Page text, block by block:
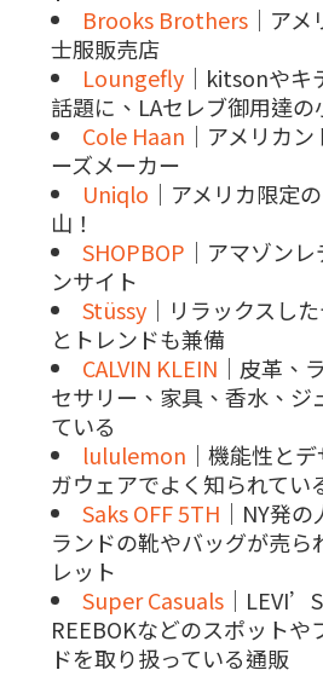
Brooks Brothers ｜ア
士服販売店
Loungefly ｜kitsonやキ
話題に、LAセレブ御用達の
Cole Haan ｜アメリカ
ーズメーカー
Uniqlo ｜アメリカ限定
山！
SHOPBOP ｜アマゾン
ンサイト
Stüssy ｜リラックスし
とトレンドも兼備
CALVIN KLEIN ｜皮革、
セサリー、家具、香水、ジ
ている
lululemon ｜機能性と
ガウェアでよく知られてい
Saks OFF 5TH ｜NY発
ランドの靴やバッグが売ら
レット
Super Casuals ｜
REEBOKなどのスポットや
ドを取り扱っている通販